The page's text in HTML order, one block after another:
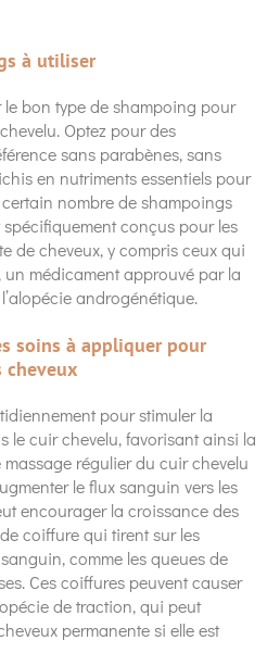
à utiliser
bon type de shampoing pour
Optez pour des
sans parabènes, sans
en nutriments essentiels pour
nombre de shampoings
conçus pour les
de cheveux, y compris ceux qui
médicament approuvé par la
androgénétique.
soins à appliquer pour
cheveux
pour stimuler la
le cuir chevelu, favorisant ainsi la
régulier du cuir chevelu
le flux sanguin vers les
encourager la croissance des
coiffure qui tirent sur les
comme les queues de
Ces coiffures peuvent causer
de traction, qui peut
permanente si elle est